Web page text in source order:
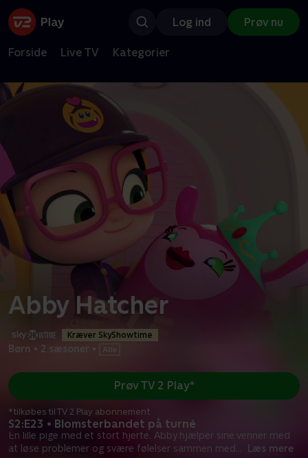
Log ind Prøv nu
Forside Live TV Kategorier
Abby Hatcher
Kræver SkyShowtime
Børn • 2 sæsoner •
S2:E23 • Blomsterbandet på turné
En lille pige med et stort hjerte. Abby hjælper sine venner med
at løse problemer og svære følelser sammen med ... Læs mere
Prøv TV 2 Play*
*tilkøbes til TV 2 Play abonnement